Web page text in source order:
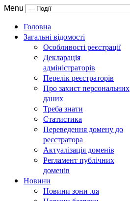
Menu
Головна
Загальні відомості
Особливості реєстрації
Декларація
адміністраторів
Перелік реєстраторів
Про захист персональних
даних
Треба знати
Статистика
Переведення домену до
реєстратора
Актуалізація доменів
Регламент публічних
доменів
Новини
Новини зони .ua